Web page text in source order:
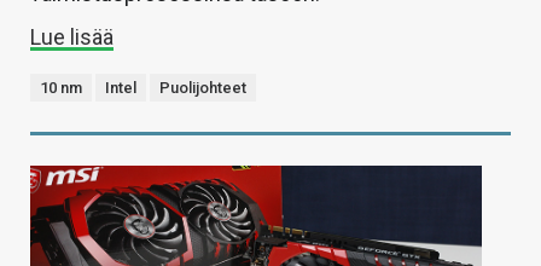
Lue lisää
10 nm Intel Puolijohteet